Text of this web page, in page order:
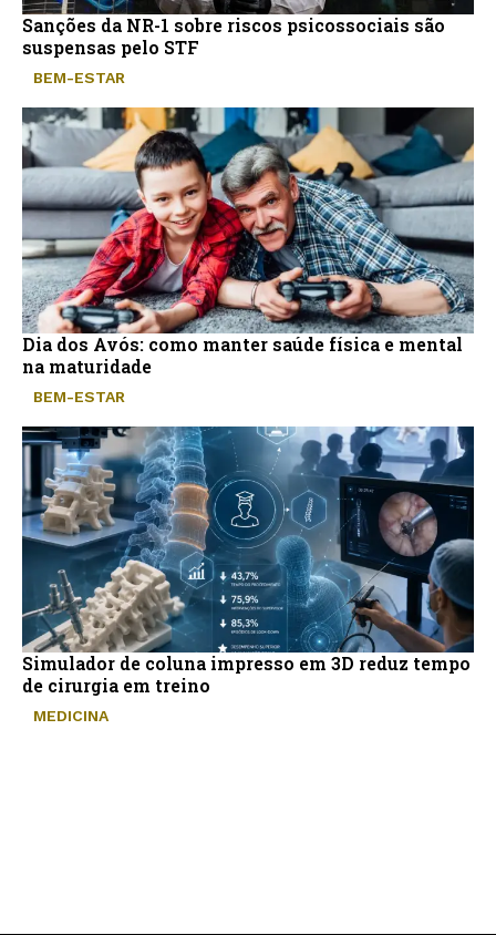
Sanções da NR-1 sobre riscos psicossociais são
suspensas pelo STF
BEM-ESTAR
Dia dos Avós: como manter saúde física e mental
na maturidade
BEM-ESTAR
Simulador de coluna impresso em 3D reduz tempo
de cirurgia em treino
MEDICINA